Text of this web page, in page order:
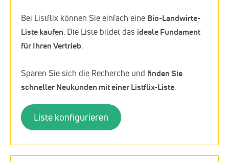
Bei Listflix können Sie einfach eine Bio-Landwirte-
Liste kaufen. Die Liste bildet das ideale Fundament
für Ihren Vertrieb.
Sparen Sie sich die Recherche und finden Sie
schneller Neukunden mit einer Listflix-Liste.
Liste konfigurieren